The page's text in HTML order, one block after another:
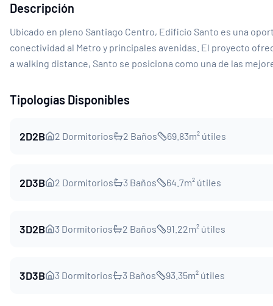
Descripción
Ubicado en pleno Santiago Centro, Edificio Santo es una
conectividad al Metro y principales avenidas. El proyecto
a walking distance, Santo se posiciona como una de las
Tipologías Disponibles
2D2B 2 Dormitorios 2 Baños 69.83m² útiles
2D3B 2 Dormitorios 3 Baños 64.7m² útiles
3D2B 3 Dormitorios 2 Baños 91.22m² útiles
3D3B 3 Dormitorios 3 Baños 93.35m² útiles